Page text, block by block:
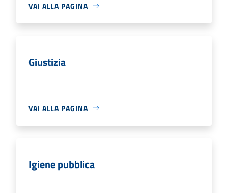
VAI ALLA PAGINA
Giustizia
VAI ALLA PAGINA
Igiene pubblica